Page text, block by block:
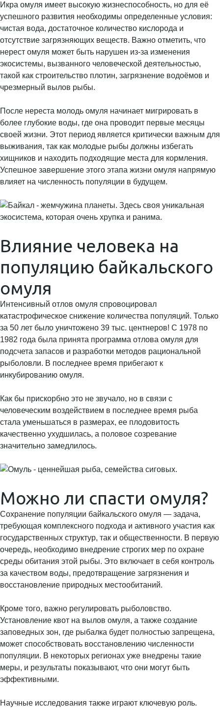
Икра омуля имеет высокую жизнеспособность, но для её
успешного развития необходимы определенные условия:
чистая вода, достаточное количество кислорода и
отсутствие загрязняющих веществ. Важно отметить, что
нерест омуля может быть нарушен из-за изменения
экосистемы, вызванного человеческой деятельностью,
такой как строительство плотин, загрязнение водоёмов и
чрезмерный вылов рыбы.
После нереста молодь омуля начинает мигрировать в
более глубокие воды, где она проводит первые месяцы
своей жизни. Этот период является критически важным для
выживания, так как молодые рыбы должны избегать
хищников и находить подходящие места для кормления.
Успешное завершение этого этапа жизни омуля напрямую
влияет на численность популяции в будущем.
Влияние человека на
популяцию байкальского
омуля
Интенсивный отлов омуля спровоцировал
катастрофическое снижение количества популяций. Только
за 50 лет было уничтожено 39 тыс. центнеров! С 1978 по
1982 года была принята программа отлова омуля для
подсчета запасов и разработки методов рациональной
рыболовли. В последнее время прибегают к
инкубированию омуля.
Как бы прискорбно это не звучало, но в связи с
человеческим воздействием в последнее время рыба
стала уменьшаться в размерах, ее плодовитость
качественно ухудшилась, а половое созревание
значительно замедлилось.
Можно ли спасти омуля?
Сохранение популяции байкальского омуля — задача,
требующая комплексного подхода и активного участия как
государственных структур, так и общественности. В первую
очередь, необходимо внедрение строгих мер по охране
среды обитания этой рыбы. Это включает в себя контроль
за качеством воды, предотвращение загрязнения и
восстановление природных местообитаний.
Кроме того, важно регулировать рыболовство.
Установление квот на вылов омуля, а также создание
заповедных зон, где рыбалка будет полностью запрещена,
может способствовать восстановлению численности
популяции. В некоторых регионах уже внедрены такие
меры, и результаты показывают, что они могут быть
эффективными.
Научные исследования также играют ключевую роль.